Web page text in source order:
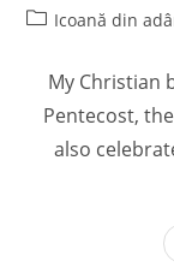
author:
PostIcoană din
My Christian
Pentecost,
also